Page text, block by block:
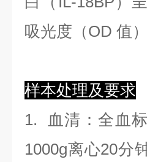
吸光度（OD 值
样本处理及要求
1.
血清 ：全血
1000g离心20分